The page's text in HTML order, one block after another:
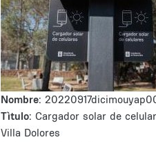
Nombre:
Tìtulo: Cargador solar de
Villa Dolores